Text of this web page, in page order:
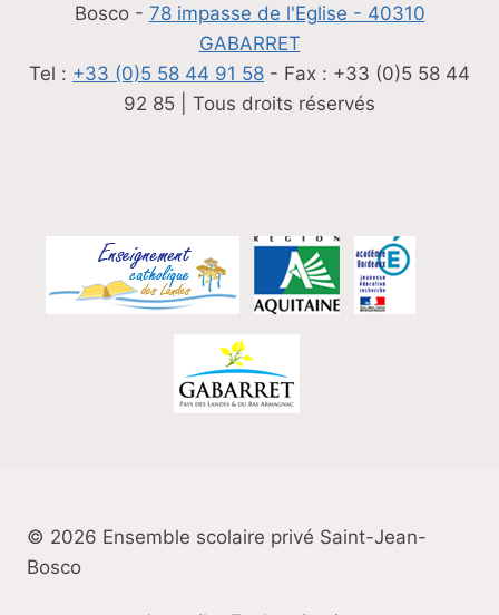
Bosco - 78 impasse de l'Eglise - 40310
GABARRET
Tel : +33 (0)5 58 44 91 58 - Fax : +33 (0)5 58 44
92 85 | Tous droits réservés
© 2026 Ensemble scolaire privé Saint-Jean-
Bosco